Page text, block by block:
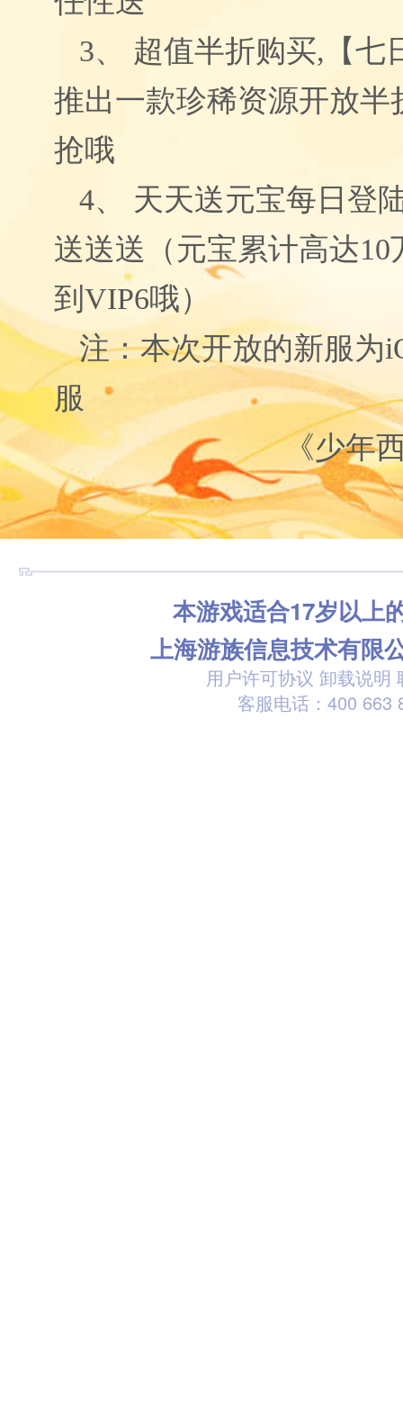
3、 超值半折购买, 【
推出一款珍稀资源开放半
抢哦
4、 天天送元宝每日登
送送送（元宝累计高达10
到 VIP6哦）
注：本次开放的新服为
服
《少年
本游戏适合17岁以上
上海游族信息技术有限
用户许可协议 卸载说明
客服电话：400 663